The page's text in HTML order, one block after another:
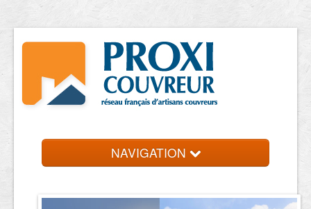
NAVIGATION